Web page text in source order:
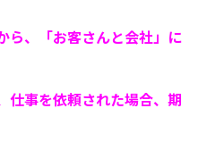
ら、「お客さんと会社」に
仕事を依頼された場合、期